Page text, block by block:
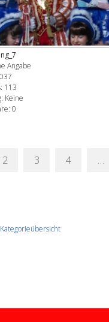
Angabe
113
Keine
0
2 3 4 …